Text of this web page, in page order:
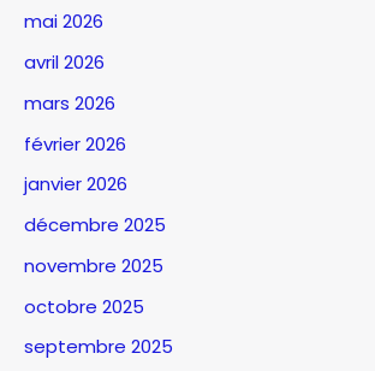
mai 2026
avril 2026
mars 2026
février 2026
janvier 2026
décembre 2025
novembre 2025
octobre 2025
septembre 2025